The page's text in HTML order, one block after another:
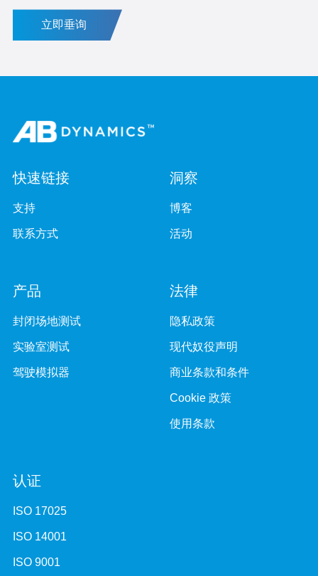
立即垂询
快速链接
支持
联系方式
洞察
博客
活动
产品
封闭场地测试
实验室测试
驾驶模拟器
法律
隐私政策
现代奴役声明
商业条款和条件
Cookie 政策
使用条款
认证
ISO 17025
ISO 14001
ISO 9001